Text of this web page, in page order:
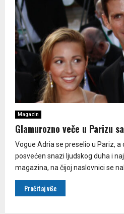
Magazin
Glamurozno veče u Parizu
Vogue Adria se preselio u Pariz, a
posvećen snazi ljudskog duha i
magazina, na čijoj naslovnici se
Pročitaj više